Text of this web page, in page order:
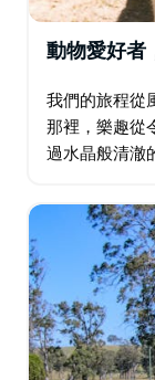
動物愛好者
我們的旅程從
那裡，樂趣從
過水晶般清
和亞卡巴